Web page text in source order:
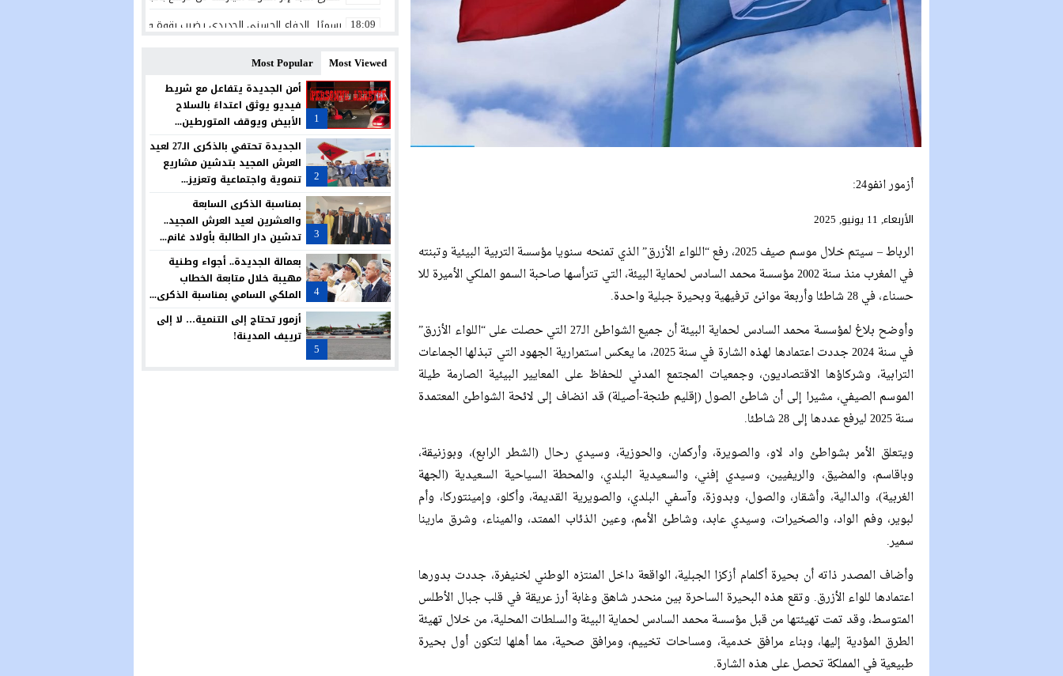
أزمور انفو24:
الأربعاء, 11 يونيو, 2025
الرباط – سيتم خلال موسم صيف 2025، رفع “اللواء الأزرق” الذي تمنحه سنويا مؤسسة التربية البيئية وتبنته
في المغرب منذ سنة 2002 مؤسسة محمد السادس لحماية البيئة، التي تترأسها صاحبة السمو الملكي الأميرة للا
حسناء، في 28 شاطئا وأربعة موانئ ترفيهية وبحيرة جبلية واحدة.
وأوضح بلاغ لمؤسسة محمد السادس لحماية البيئة أن جميع الشواطئ الـ27 التي حصلت على “اللواء الأزرق”
في سنة 2024 جددت اعتمادها لهذه الشارة في سنة 2025، ما يعكس استمرارية الجهود التي تبذلها الجماعات
الترابية، وشركاؤها الاقتصاديون، وجمعيات المجتمع المدني للحفاظ على المعايير البيئية الصارمة طيلة
الموسم الصيفي، مشيرا إلى أن شاطئ الصول (إقليم طنجة-أصيلة) قد انضاف إلى لائحة الشواطئ المعتمدة
سنة 2025 ليرفع عددها إلى 28 شاطئا.
ويتعلق الأمر بشواطئ واد لاو، والصويرة، وأركمان، والحوزية، وسيدي رحال (الشطر الرابع)، وبوزنيقة،
وباقاسم، والمضيق، والريفيين، وسيدي إفني، والسعيدية البلدي، والمحطة السياحية السعيدية (الجهة
الغربية)، والدالية، وأشقار، والصول، وبدوزة، وآسفي البلدي، والصويرية القديمة، وأكلو، وإمينتوركا، وأم
لبوير، وفم الواد، والصخيرات، وسيدي عابد، وشاطئ الأمم، وعين الذئاب الممتد، والميناء، وشرق مارينا
سمير.
وأضاف المصدر ذاته أن بحيرة أكلمام أزكزا الجبلية، الواقعة داخل المنتزه الوطني لخنيفرة، جددت بدورها
اعتمادها للواء الأزرق. وتقع هذه البحيرة الساحرة بين منحدر شاهق وغابة أرز عريقة في قلب جبال الأطلس
المتوسط، وقد تمت تهيئتها من قبل مؤسسة محمد السادس لحماية البيئة والسلطات المحلية، من خلال تهيئة
الطرق المؤدية إليها، وبناء مرافق خدمية، ومساحات تخييم، ومرافق صحية، مما أهلها لتكون أول بحيرة
طبيعية في المملكة تحصل على هذه الشارة.
18:09 رسميًا.. الدفاع الحسني الجديدي يضرب بقوة ويتعاقد مع البرتغالي ريكاردو شيو
11:32 المديرية الإقليمية بالجديدة تحتفي بالتميز في حفل سنوي لتكريم المتفوقين
20:01 الكلاب الضالة تؤرق ساكنة حي الوفاق بأزمور.. مطالب بتدخل عاجل وحل جذري
12:57 مجلس آزمور يصادق بالإجماع على تمديد عقد تدبير قطاع النظافة.. ودعوات
23:11 المغرب يواصل رفع راية العرب وإفريقيا عاليًا في الولايات المتحدة الأمريكية
23:07 في عملية مباغتة.. مفوضية شرطة أزمور تفكك بؤرة لترويج المخدرات وتحجز
08:58 قريبا افتتاح مركز جديد للدرك الملكي بسيدي علي بن حمدوش… خطوة تعزز
Most Viewed
Most Popular
1
أمن الجديدة يتفاعل مع شريط
فيديو يوثق اعتداءً بالسلاح
الأبيض ويوقف المتورطين...
2
الجديدة تحتفي بالذكرى الـ27 لعيد
العرش المجيد بتدشين مشاريع
تنموية واجتماعية وتعزيز...
3
بمناسبة الذكرى السابعة
والعشرين لعيد العرش المجيد..
تدشين دار الطالبة بأولاد غانم...
4
بعمالة الجديدة.. أجواء وطنية
مهيبة خلال متابعة الخطاب
الملكي السامي بمناسبة الذكرى...
5
أزمور تحتاج إلى التنمية… لا إلى
ترييف المدينة!